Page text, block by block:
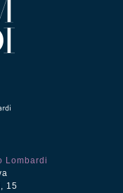
Lombardi
15